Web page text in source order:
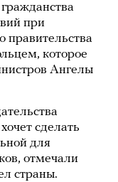
при
правительства
которое
Ангелы
сделать
для
отмечали
страны.